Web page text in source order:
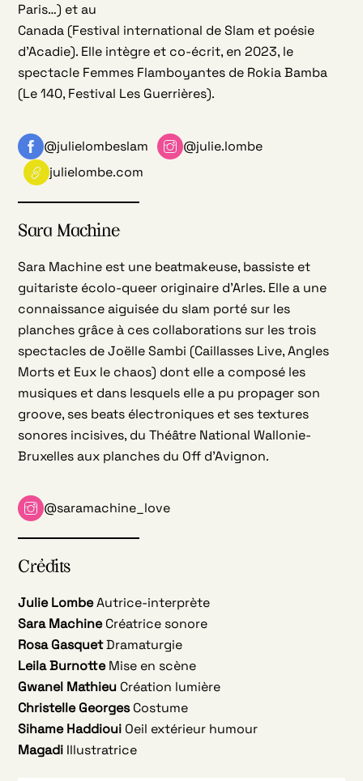
Paris…) et au
Canada (Festival international de Slam et poésie
d’Acadie). Elle intègre et co-écrit, en 2023, le
spectacle Femmes Flamboyantes de Rokia Bamba
(Le 140, Festival Les Guerrières).
@julielombeslam
@julie.lombe
julielombe.com
Sara Machine
Sara Machine est une beatmakeuse, bassiste et
guitariste écolo-queer originaire d’Arles. Elle a une
connaissance aiguisée du slam porté sur les
planches grâce à ces collaborations sur les trois
spectacles de Joëlle Sambi (Caillasses Live, Angles
Morts et Eux le chaos) dont elle a composé les
musiques et dans lesquels elle a pu propager son
groove, ses beats électroniques et ses textures
sonores incisives, du Théâtre National Wallonie-
Bruxelles aux planches du Off d’Avignon.
@saramachine_love
Crédits
Julie LombeAutrice-interprète
Sara MachineCréatrice sonore
Rosa GasquetDramaturgie
Leila BurnotteMise en scène
Gwanel Mathieu Création lumière
Christelle GeorgesCostume
Sihame Haddioui Oeil extérieur humour
Magadi Illustratrice